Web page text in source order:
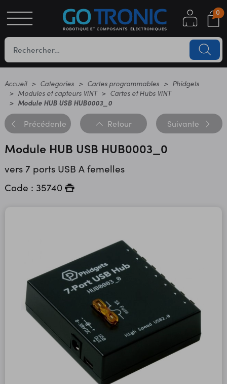
0
Accueil Categories Cartes programmables
Phidgets
Modules et capteurs VINT
Cartes et Hubs VINT
Module HUB USB HUB0003_0
Précédente Retour Suivante
Module HUB USB HUB0003_0
vers 7 ports USB A femelles
Code : 35740